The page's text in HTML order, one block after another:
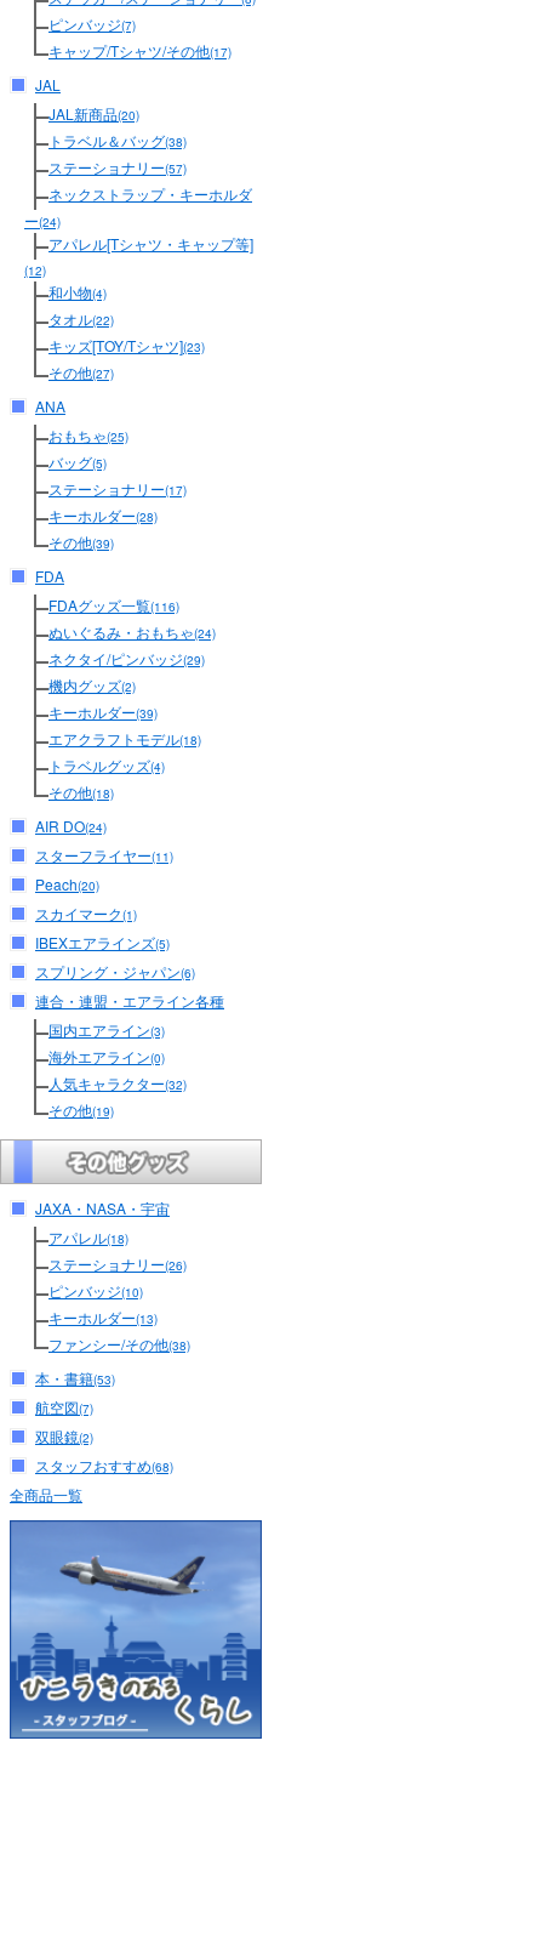
ピンバッジ(7)
キャップ/Tシャツ/その他(17)
JAL
JAL新商品(20)
トラベル＆バッグ(38)
ステーショナリー(57)
ネックストラップ・キーホルダ
ー(24)
アパレル[Tシャツ・キャップ等]
(12)
和小物(4)
タオル(22)
キッズ[TOY/Tシャツ](23)
その他(27)
ANA
おもちゃ(25)
バッグ(5)
ステーショナリー(17)
キーホルダー(28)
その他(39)
FDA
FDAグッズ一覧(116)
ぬいぐるみ・おもちゃ(24)
ネクタイ/ピンバッジ(29)
機内グッズ(2)
キーホルダー(39)
エアクラフトモデル(18)
トラベルグッズ(4)
その他(18)
AIR DO(24)
スターフライヤー(11)
Peach(20)
スカイマーク(1)
IBEXエアラインズ(5)
スプリング・ジャパン(6)
連合・連盟・エアライン各種
国内エアライン(3)
海外エアライン(0)
人気キャラクター(32)
その他(19)
JAXA・NASA・宇宙
アパレル(18)
ステーショナリー(26)
ピンバッジ(10)
キーホルダー(13)
ファンシー/その他(38)
本・書籍(53)
航空図(7)
双眼鏡(2)
スタッフおすすめ(68)
全商品一覧